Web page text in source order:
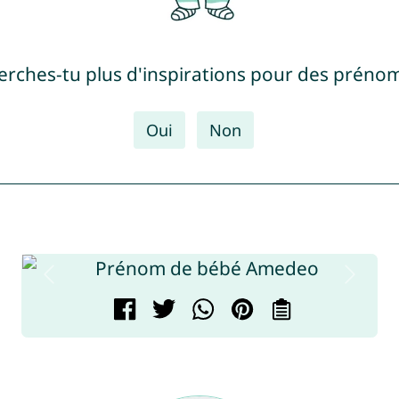
tu plus d'inspirations pour des
Oui Non